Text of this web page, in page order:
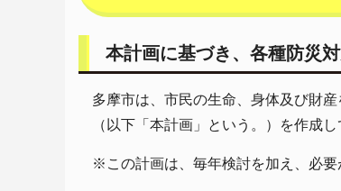
本計画に基づき、各種防災
多摩市は、市民の生命、身体及び財
（以下「本計画」という。）を作成し
※この計画は、毎年検討を加え、必要